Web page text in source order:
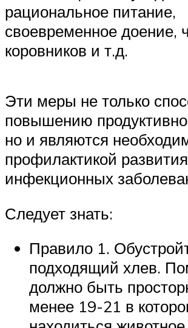
рациональное питание,
своевременное доение,
коровников и т.д.
Эти меры не только
повышению
но и являются
профилактикой развития
инфекционных
Следует знать:
Правило 1.
подходящий хлев.
должно быть
менее 19-21 в